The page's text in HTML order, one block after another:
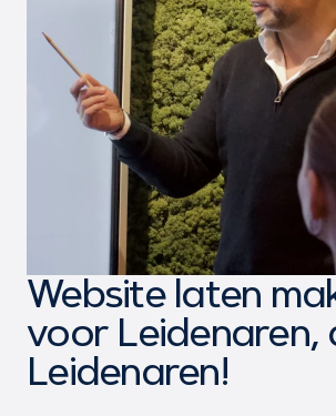
Website laten
voor Leidenaren,
Leidenaren!